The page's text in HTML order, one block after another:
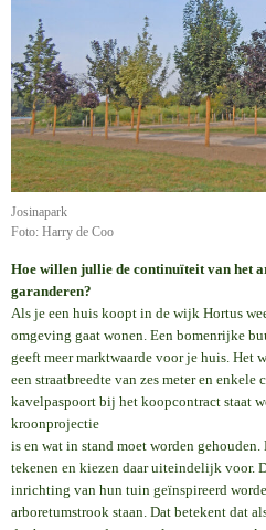
Josinapark
Foto: Harry de Coo
Hoe willen jullie de continuïteit van het
garanderen?
Als je een huis koopt in de wijk Hortus
omgeving gaat wonen. Een bomenrijke
geeft meer marktwaarde voor je huis. Het
een straatbreedte van zes meter en
kavelpaspoort bij het koopcontract staat
kroonprojectie
is en wat in stand moet worden
tekenen en kiezen daar uiteindelijk voor.
inrichting van hun tuin geïnspireerd
arboretumstrook staan. Dat betekent dat